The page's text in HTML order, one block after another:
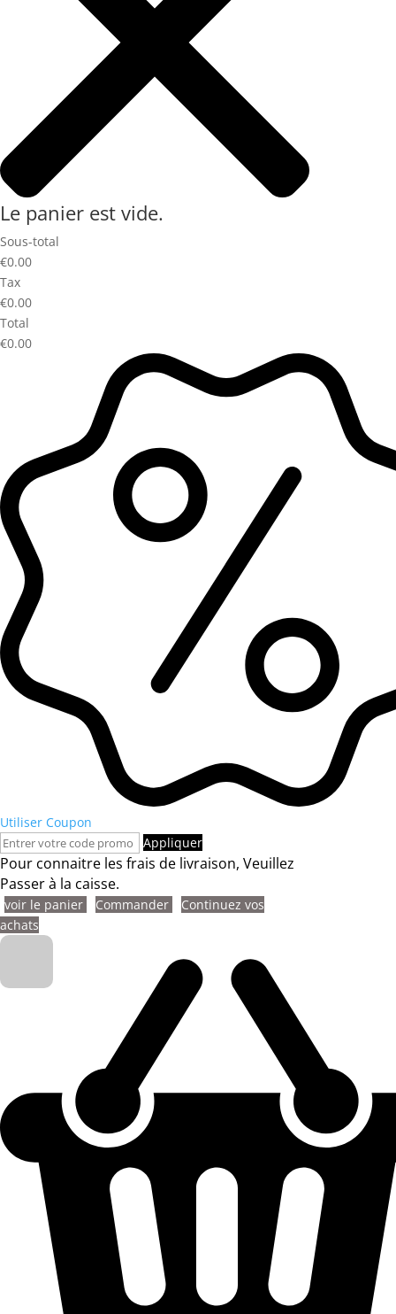
Le panier est vide.
Sous-total
€0.00
Tax
€0.00
Total
€0.00
Utiliser Coupon
Appliquer
Pour connaitre les frais de livraison, Veuillez
Passer à la caisse.
voir le panier Commander
Continuez vos
achats